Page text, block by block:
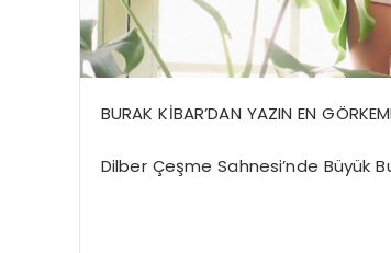
BURAK KİBAR’DAN YAZIN EN
Dilber Çeşme Sahnesi’nde Büyük